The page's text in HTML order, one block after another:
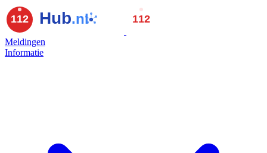
Meldingen
Informatie